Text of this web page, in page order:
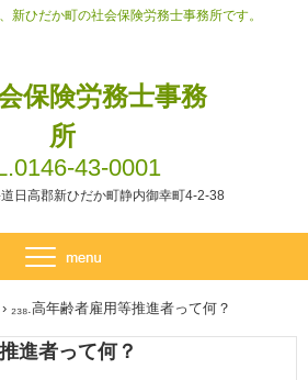
保険労務士事務
所
新ひだか町の社会保険労務士事務所です。
43-0001
日高郡新ひだか町静内御幸町4-2-38
› ₂₃₈.高年齢者雇用等推進者って何？
進者って何？